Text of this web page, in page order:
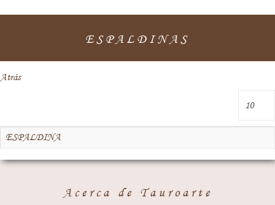
ESPALDINAS
Atrás
ESPALDINA
Acerca de Tauroarte